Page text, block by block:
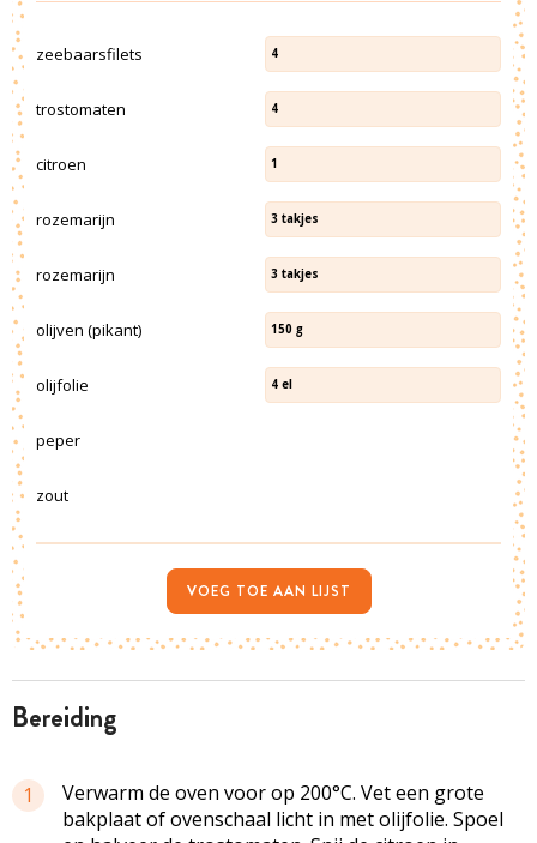
bereiding
1
Verwarm de oven voor op 200°C. Vet een grote
bakplaat of ovenschaal licht in met olijfolie. Spoel
zeebaarsfilets 4
trostomaten 4
citroen 1
rozemarijn 3 takjes
rozemarijn 3 takjes
olijven (pikant) 150 g
olijfolie 4 el
peper
zout
VOEG TOE AAN LIJST